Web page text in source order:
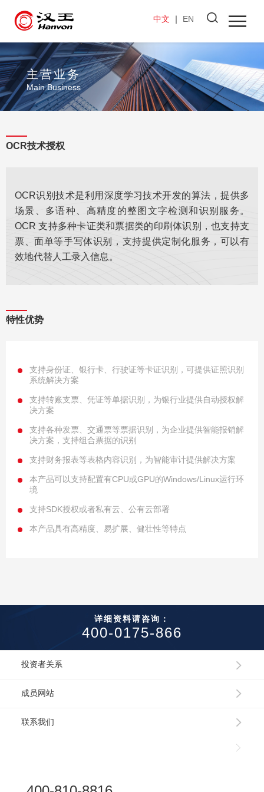
中文 ｜ EN
主营业务
Main Business
OCR技术授权
OCR识别技术是利用深度学习技术开发的算法，提供多
场景、多语种、高精度的整图文字检测和识别服务。
OCR 支持多种卡证类和票据类的印刷体识别，也支持支
票、面单等手写体识别，支持提供定制化服务，可以有
效地代替人工录入信息。
特性优势
支持身份证、银行卡、行驶证等卡证识别，可提供证照识别
系统解决方案
支持转账支票、凭证等单据识别，为银行业提供自动授权解
决方案
支持各种发票、交通票等票据识别，为企业提供智能报销解
决方案，支持组合票据的识别
支持财务报表等表格内容识别，为智能审计提供解决方案
本产品可以支持配置有CPU或GPU的Windows/Linux运行环
境
支持SDK授权或者私有云、公有云部署
本产品具有高精度、易扩展、健壮性等特点
详细资料请咨询：
400-0175-866
投资者关系
成员网站
联系我们